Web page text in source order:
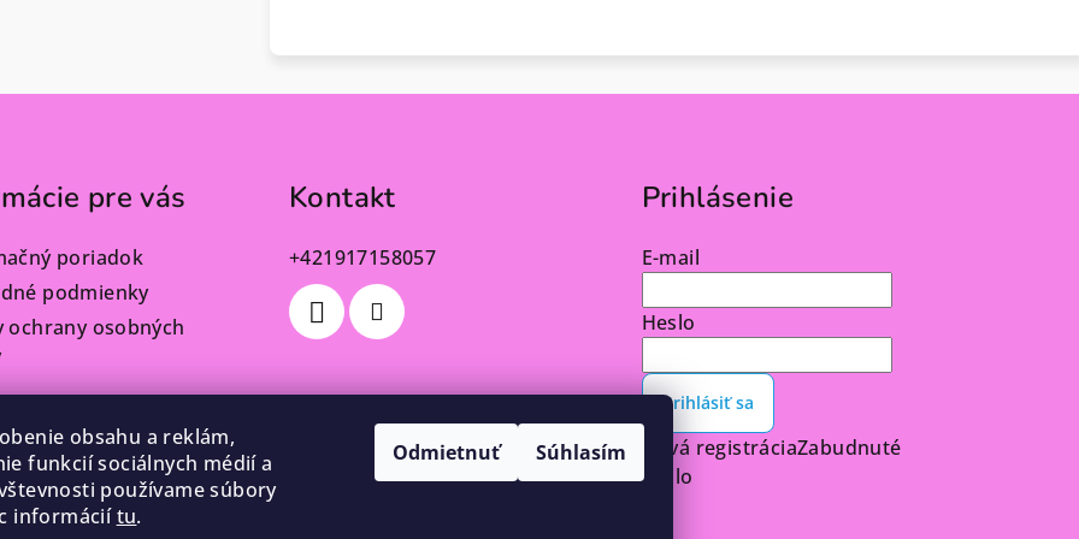
obsahu a reklám,
funkcií sociálnych médií a
používame súbory
informáciítu.
Odmietnuť Súhlasím
pre vás
poriadok
podmienky
ochrany osobných
Kontakt
+421917158057
Prihlásenie
E-mail
Heslo
Prihlásiť sa
Nová registráciaZabudnuté
heslo